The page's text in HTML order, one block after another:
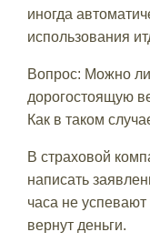
иногда
использования
Вопрос: Можно ли
дорогостоящую
Как в таком
В страховой
написать
часа не
вернут деньги.